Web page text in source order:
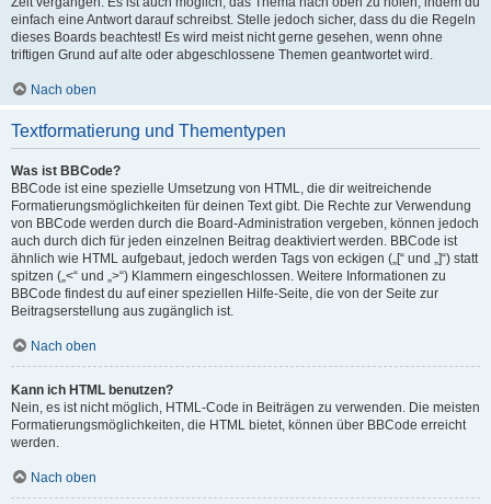
einfach eine Antwort darauf schreibst. Stelle jedoch sicher, dass du die Regeln
dieses Boards beachtest! Es wird meist nicht gerne gesehen, wenn ohne
triftigen Grund auf alte oder abgeschlossene Themen geantwortet wird.
Nach oben
Textformatierung und Thementypen
Was ist BBCode?
BBCode ist eine spezielle Umsetzung von HTML, die dir weitreichende
Formatierungsmöglichkeiten für deinen Text gibt. Die Rechte zur Verwendung
von BBCode werden durch die Board-Administration vergeben, können jedoch
auch durch dich für jeden einzelnen Beitrag deaktiviert werden. BBCode ist
ähnlich wie HTML aufgebaut, jedoch werden Tags von eckigen („[“ und „]“) statt
spitzen („<“ und „>“) Klammern eingeschlossen. Weitere Informationen zu
BBCode findest du auf einer speziellen Hilfe-Seite, die von der Seite zur
Beitragserstellung aus zugänglich ist.
Nach oben
Kann ich HTML benutzen?
Nein, es ist nicht möglich, HTML-Code in Beiträgen zu verwenden. Die meisten
Formatierungsmöglichkeiten, die HTML bietet, können über BBCode erreicht
werden.
Nach oben